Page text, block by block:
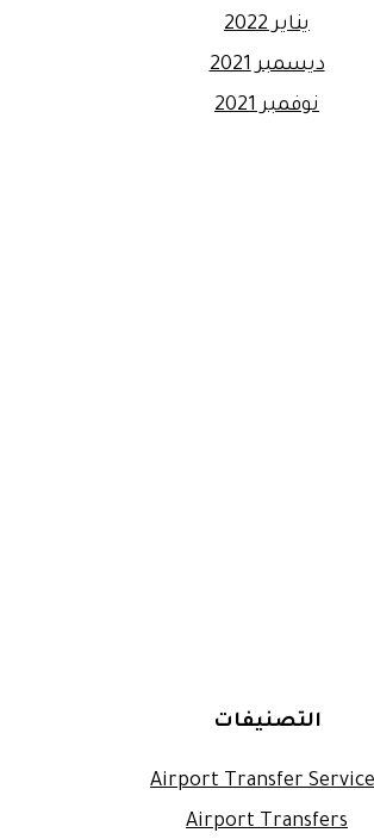
يناير 2022
ديسمبر 2021
نوفمبر 2021
التصنيفات
Airport Transfer
Airport Transfers